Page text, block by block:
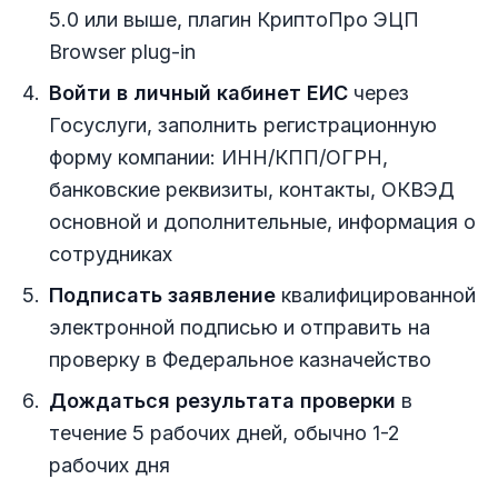
5.0 или выше, плагин КриптоПро ЭЦП
Browser plug-in
Войти в личный кабинет ЕИС через
Госуслуги, заполнить регистрационную
форму компании: ИНН/КПП/ОГРН,
банковские реквизиты, контакты, ОКВЭД
основной и дополнительные, информация о
сотрудниках
Подписать заявление квалифицированной
электронной подписью и отправить на
проверку в Федеральное казначейство
Дождаться результата проверки в
течение 5 рабочих дней, обычно 1-2
рабочих дня